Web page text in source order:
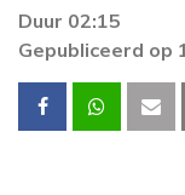
Duur 02:15
Gepubliceerd op